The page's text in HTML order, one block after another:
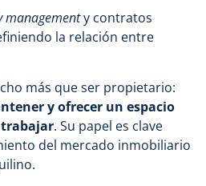
managementy contratos
la relación entre
más que ser propietario:
y ofrecer un espacio
trabajar. Su papel es clave
del mercado inmobiliario